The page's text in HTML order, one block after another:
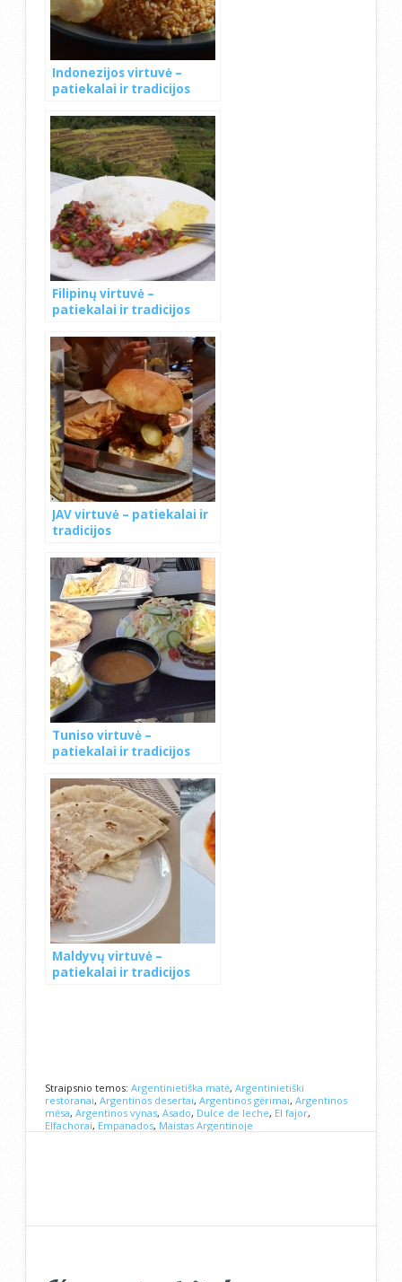
Indonezijos virtuvė –
patiekalai ir tradicijos
Filipinų virtuvė –
patiekalai ir tradicijos
JAV virtuvė – patiekalai ir
tradicijos
Tuniso virtuvė –
patiekalai ir tradicijos
Maldyvų virtuvė –
patiekalai ir tradicijos
Straipsnio temos: Argentinietiška matė, Argentinietiški
restoranai, Argentinos desertai, Argentinos gėrimai, Argentinos
mėsa, Argentinos vynas, Asado, Dulce de leche, El fajor,
Elfachorai, Empanados, Maistas Argentinoje